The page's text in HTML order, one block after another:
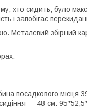
хто сидить, було
і запобігає
Металевий збірний
посадкового місця
— 48 см.